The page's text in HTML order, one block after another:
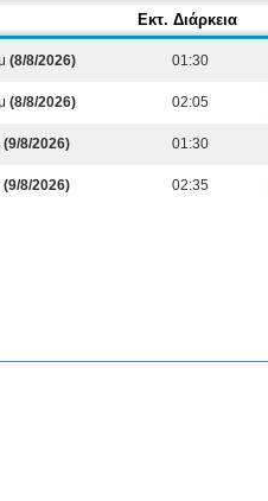
Εκτ. Διάρκεια
(8/8/2026) 01:30
(8/8/2026) 02:05
(9/8/2026) 01:30
(9/8/2026) 02:35